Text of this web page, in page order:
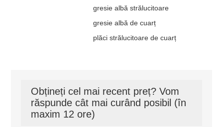
gresie albă strălucitoare
gresie albă de cuarț
plăci strălucitoare de cuarț
Obțineți cel mai recent preț? Vom
răspunde cât mai curând posibil (în
maxim 12 ore)